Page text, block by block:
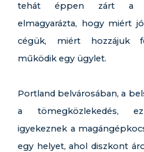
tehát éppen zárt a
elmagyarázta, hogy miért
cégük, miért hozzájuk
működik egy ügylet.
Portland belvárosában, a
a tömegközlekedés,
igyekeznek a
egy helyet, ahol diszkont